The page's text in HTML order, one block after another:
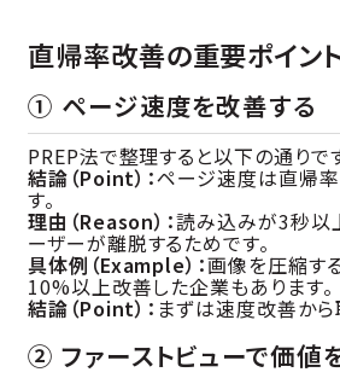
直帰率改善の重要ポイン
① ページ速度を改善する
PREP法で整理すると以下の通りで
結論（Point）：ページ速度は直帰
す。
理由（Reason）：読み込みが3秒以
ーザーが離脱するためです。
具体例（Example）：画像を圧縮す
10%以上改善した企業もあります。
結論（Point）： まずは速度改善から
② ファーストビューで価値